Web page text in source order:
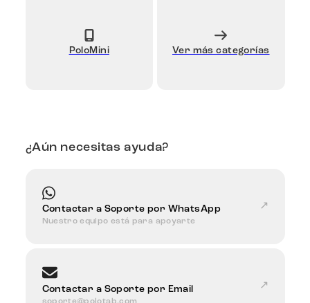
PoloMini Ver más categorías
¿Aún necesitas ayuda?
Contactar a Soporte por WhatsApp
Nuestro equipo está para apoyarte
↗
Contactar a Soporte por Email
soporte@polotab.com
↗